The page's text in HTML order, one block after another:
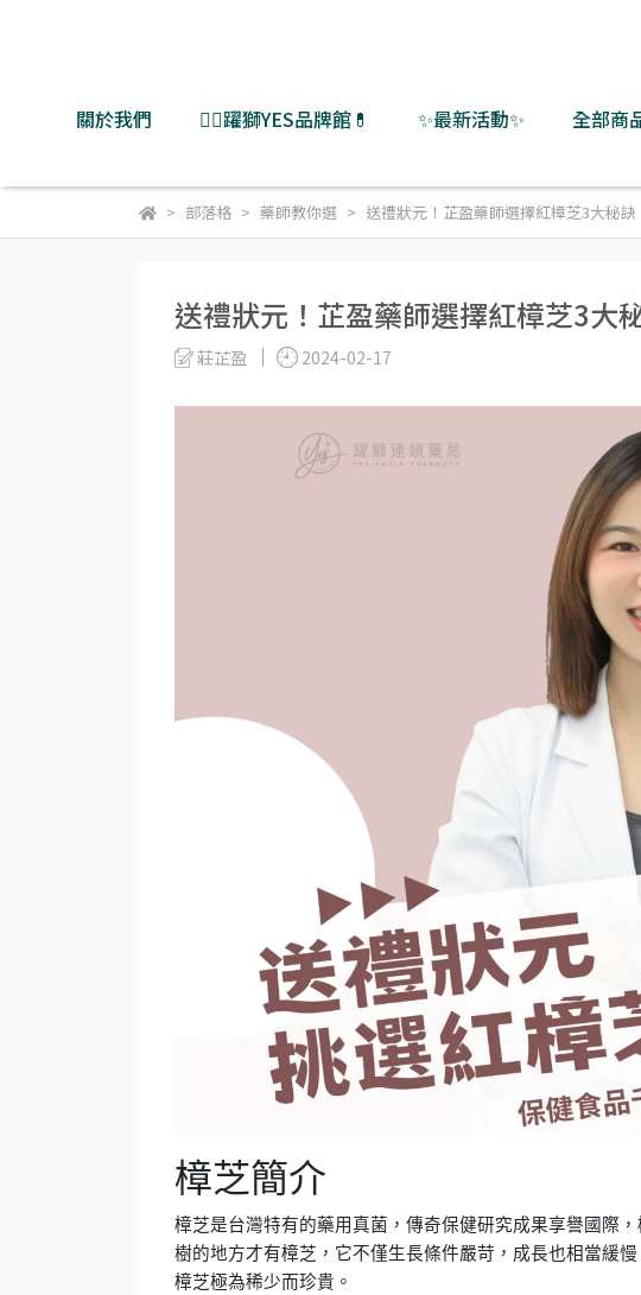
關於我們 👨‍⚕️躍獅YES品牌館💊 ✨最新活動✨ 全部商
部落格 藥師教你選 送禮狀元！芷盈藥師選擇紅樟芝3大秘訣
送禮狀元！芷盈藥師選擇紅樟芝3大
莊芷盈 2024-02-17
樟芝簡介
樟芝是台灣特有的藥用真菌，傳奇保健研究成果享譽國際
樹的地方才有樟芝，它不僅生長條件嚴苛，成長也相當緩
樟芝極為稀少而珍貴。